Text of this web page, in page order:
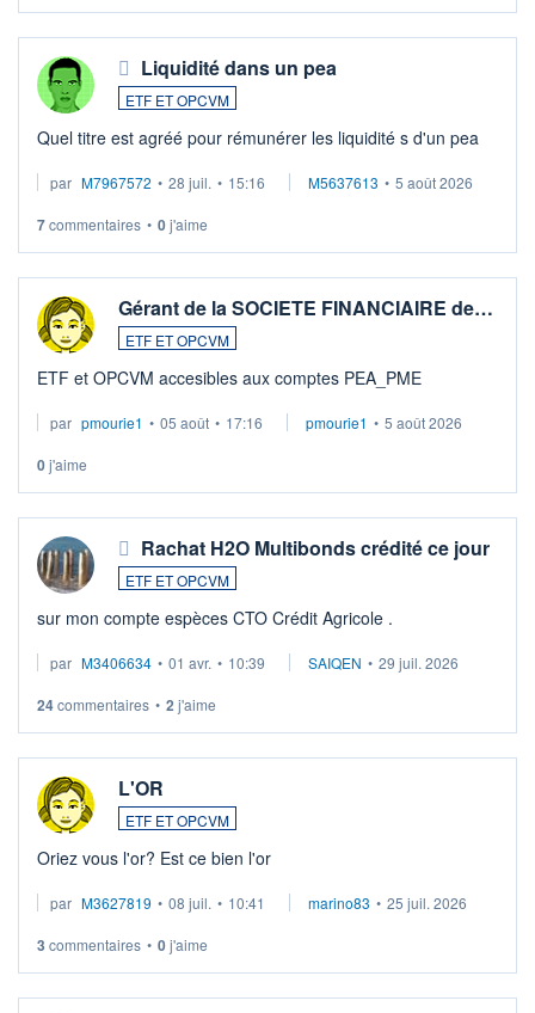
Liquidité dans un pea
ETF ET OPCVM
Quel titre est agréé pour rémunérer les liquidité s d'un pea
par M7967572 • 28 juil. • 15:16 M5637613 • 5 août 2026
7commentaires • 0j'aime
Gérant de la SOCIETE FINANCIAIRE de…
ETF ET OPCVM
ETF et OPCVM accesibles aux comptes PEA_PME
par pmourie1 • 05 août • 17:16 pmourie1 • 5 août 2026
0j'aime
Rachat H2O Multibonds crédité ce jour
ETF ET OPCVM
sur mon compte espèces CTO Crédit Agricole .
par M3406634 • 01 avr. • 10:39 SAIQEN • 29 juil. 2026
24commentaires • 2 j'aime
L'OR
ETF ET OPCVM
Oriez vous l'or? Est ce bien l'or
par M3627819 • 08 juil. • 10:41 marino83 • 25 juil. 2026
3 commentaires • 0j'aime